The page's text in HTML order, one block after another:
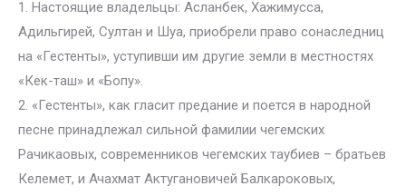
1. Настоящие владельцы: Асланбек, Хажимусса,
Адильгирей, Султан и Шуа, приобрели право сонаследниц
на «Гестенты», уступивши им другие земли в местностях
«Кек-таш» и «Бопу».
2. «Гестенты», как гласит предание и поется в народной
песне принадлежал сильной фамилии чегемских
Рачикаовых, современников чегемских таубиев – братьев
Келемет, и Ачахмат Актугановичей Балкароковых,